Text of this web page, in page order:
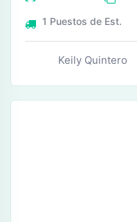
1 Puestos de Est.
Keily Quintero